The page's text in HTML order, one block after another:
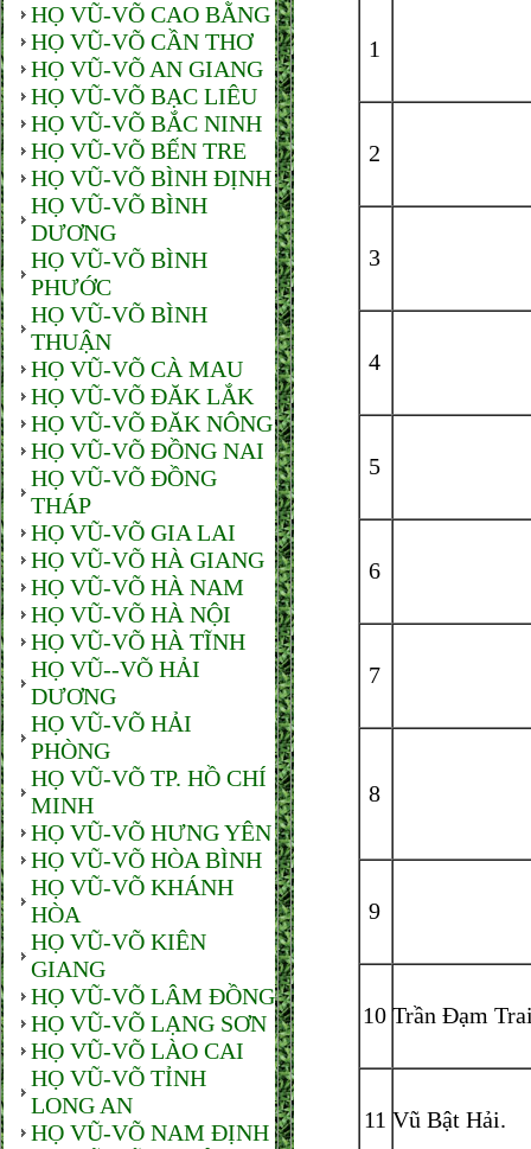
HỌ VŨ-VÕ CAO BẰNG
HỌ VŨ-VÕ CẦN THƠ
HỌ VŨ-VÕ AN GIANG
HỌ VŨ-VÕ BẠC LIÊU
HỌ VŨ-VÕ BẮC NINH
HỌ VŨ-VÕ BẾN TRE
HỌ VŨ-VÕ BÌNH ĐỊNH
HỌ VŨ-VÕ BÌNH
DƯƠNG
HỌ VŨ-VÕ BÌNH
PHƯỚC
HỌ VŨ-VÕ BÌNH
THUẬN
HỌ VŨ-VÕ CÀ MAU
HỌ VŨ-VÕ ĐĂK LẮK
HỌ VŨ-VÕ ĐĂK NÔNG
HỌ VŨ-VÕ ĐỒNG NAI
HỌ VŨ-VÕ ĐỒNG
THÁP
HỌ VŨ-VÕ GIA LAI
HỌ VŨ-VÕ HÀ GIANG
HỌ VŨ-VÕ HÀ NAM
HỌ VŨ-VÕ HÀ NỘI
HỌ VŨ-VÕ HÀ TĨNH
HỌ VŨ--VÕ HẢI
DƯƠNG
HỌ VŨ-VÕ HẢI
PHÒNG
HỌ VŨ-VÕ TP. HỒ CHÍ
MINH
HỌ VŨ-VÕ HƯNG YÊN
HỌ VŨ-VÕ HÒA BÌNH
HỌ VŨ-VÕ KHÁNH
HÒA
HỌ VŨ-VÕ KIÊN
GIANG
HỌ VŨ-VÕ LÂM ĐỒNG
HỌ VŨ-VÕ LẠNG SƠN
HỌ VŨ-VÕ LÀO CAI
HỌ VŨ-VÕ TỈNH
LONG AN
HỌ VŨ-VÕ NAM ĐỊNH
1
2
3
4
5
6
7
8
9
10 Trần Đạm
11 Vũ Bật Hải.